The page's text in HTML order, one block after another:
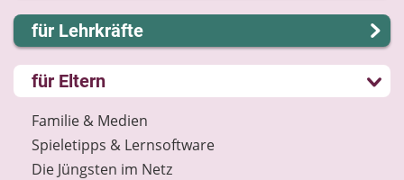
Kontakt
Impressum
Internet-ABC Sitemap
Barrierefreiheit
Länderprojekte
Lernen und Schule
Hobby und Freizeit
Spiel und Spaß
Mitreden und Mitmachen
Lexikon
Datenschutz
Newsletter
für Lehrkräfte
Lernmodule
Unterrichts­materialien
Internet-ABC-Schule
Praxishilfen
Aktuelles
für Eltern
Familie & Medien
Spieletipps & Lernsoftware
Die Jüngsten im Netz